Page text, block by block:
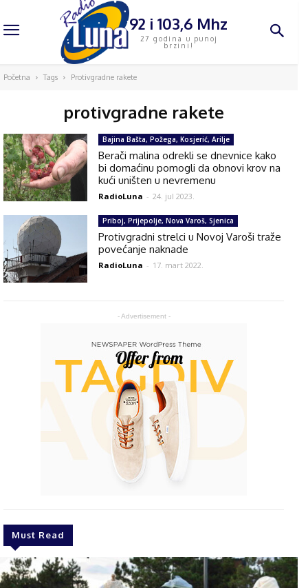
92 i 103,6 Mhz
27 godina u punoj
brzini!
Početna Tags Protivgradne rakete
protivgradne rakete
- Advertisement -
Must Read
Bajina Bašta, Požega, Kosjerić, Arilje
Berači malina odrekli se dnevnice kako
bi domaćinu pomogli da obnovi krov na
kući uništen u nevremenu
RadioLuna - 24. jul 2023.
Priboj, Prijepolje, Nova Varoš, Sjenica
Protivgradni strelci u Novoj Varoši traže
povećanje naknade
RadioLuna - 17. mart 2022.